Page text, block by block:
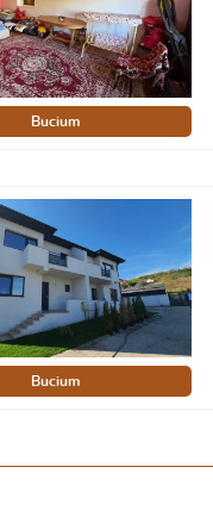
Bucium
Bucium